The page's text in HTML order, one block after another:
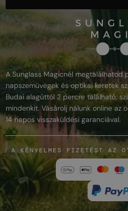
A Sunglass Magicnél megtalálhatod
napszemüvegek és optikai keretek
Budai alagúttól 2 percre található,
mindenkit. Vásárolj nálunk online az
14 napos visszaküldési garanciával.
A KÉNYELMES FIZETÉST AZ